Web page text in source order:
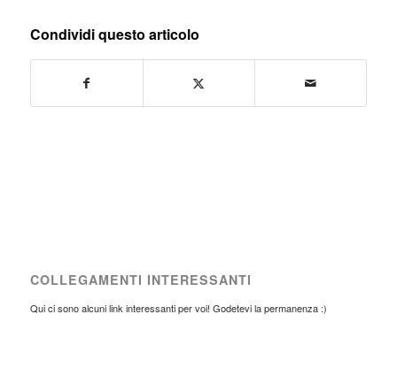
Condividi questo articolo
COLLEGAMENTI INTERESSANTI
Qui ci sono alcuni link interessanti per voi! Godetevi la permanenza :)